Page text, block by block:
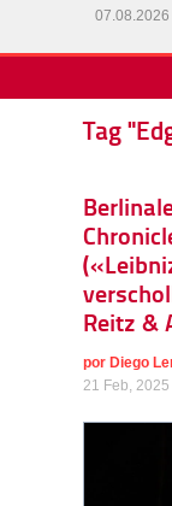
07.08.2026
Tag
Reitz &
por Diego
21 Feb, 2025